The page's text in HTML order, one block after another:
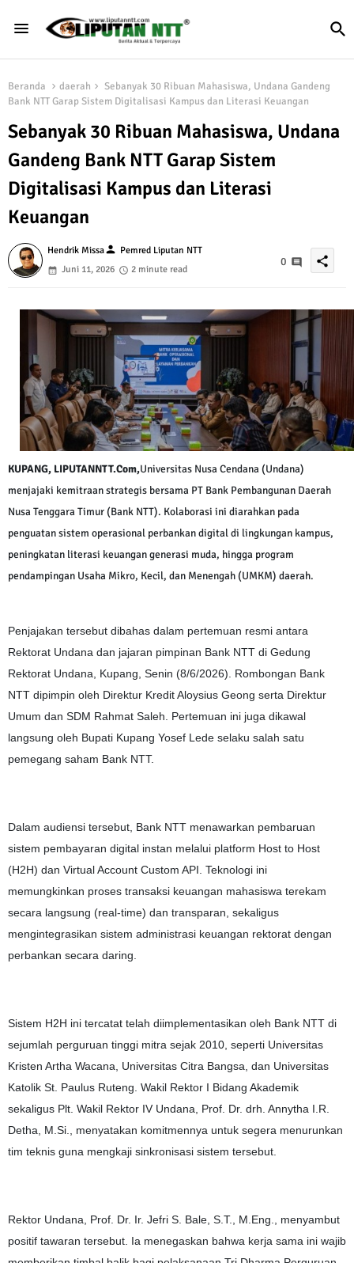
Beranda daerah
Sebanyak 30 Ribuan Mahasiswa, Undana Gandeng
Bank NTT Garap Sistem Digitalisasi Kampus dan Literasi Keuangan
Sebanyak 30 Ribuan Mahasiswa, Undana
Gandeng Bank NTT Garap Sistem
Digitalisasi Kampus dan Literasi
Keuangan
Hendrik Missaperson Pemred Liputan NTT
Juni 11, 2026
2 minute read
0 share
KUPANG, LIPUTANNTT.Com,Universitas Nusa Cendana (Undana)
menjajaki kemitraan strategis bersama PT Bank Pembangunan Daerah
Nusa Tenggara Timur (Bank NTT). Kolaborasi ini diarahkan pada
penguatan sistem operasional perbankan digital di lingkungan kampus,
peningkatan literasi keuangan generasi muda, hingga program
pendampingan Usaha Mikro, Kecil, dan Menengah (UMKM) daerah.
Penjajakan tersebut dibahas dalam pertemuan resmi antara
Rektorat Undana dan jajaran pimpinan Bank NTT di Gedung
Rektorat Undana, Kupang, Senin (8/6/2026). Rombongan Bank
NTT dipimpin oleh Direktur Kredit Aloysius Geong serta Direktur
Umum dan SDM Rahmat Saleh. Pertemuan ini juga dikawal
langsung oleh Bupati Kupang Yosef Lede selaku salah satu
pemegang saham Bank NTT.
Dalam audiensi tersebut, Bank NTT menawarkan pembaruan
sistem pembayaran digital instan melalui platform Host to Host
(H2H) dan Virtual Account Custom API. Teknologi ini
memungkinkan proses transaksi keuangan mahasiswa terekam
secara langsung (real-time) dan transparan, sekaligus
mengintegrasikan sistem administrasi keuangan rektorat dengan
perbankan secara daring.
Sistem H2H ini tercatat telah diimplementasikan oleh Bank NTT di
sejumlah perguruan tinggi mitra sejak 2010, seperti Universitas
Kristen Artha Wacana, Universitas Citra Bangsa, dan Universitas
Katolik St. Paulus Ruteng. Wakil Rektor I Bidang Akademik
sekaligus Plt. Wakil Rektor IV Undana, Prof. Dr. drh. Annytha I.R.
Detha, M.Si., menyatakan komitmennya untuk segera menurunkan
tim teknis guna mengkaji sinkronisasi sistem tersebut.
Rektor Undana, Prof. Dr. Ir. Jefri S. Bale, S.T., M.Eng., menyambut
positif tawaran tersebut. Ia menegaskan bahwa kerja sama ini wajib